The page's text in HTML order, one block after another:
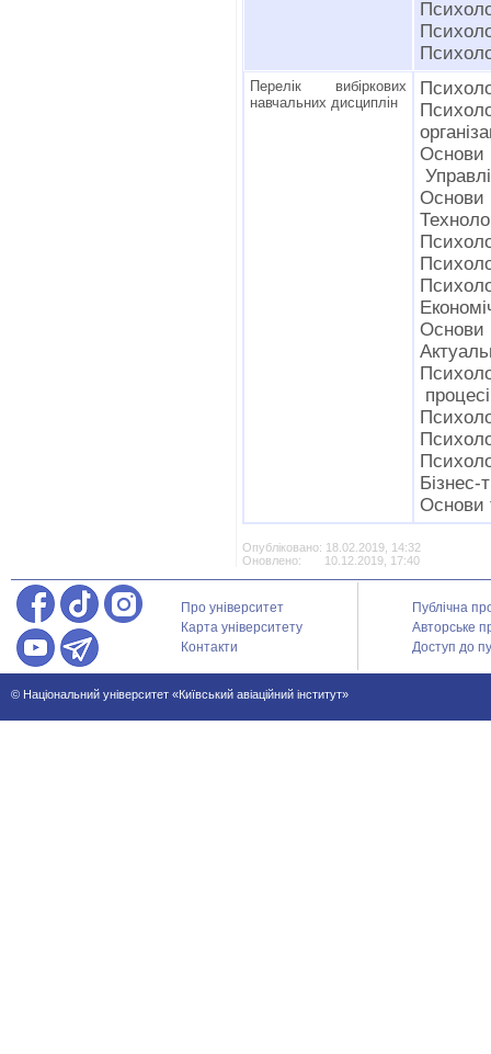
Перелік вибіркових
навчальних дисциплін
Основи
Основи
Основи
Бізнес-
Основи
Опубліковано: 18.02.2019, 14:32
Оновлено: 10.12.2019, 17:40
Про університет
Карта університету
Контакти
Публічна
Авторське
Доступ до
© Національний університет «Київський авіаційний інститут»